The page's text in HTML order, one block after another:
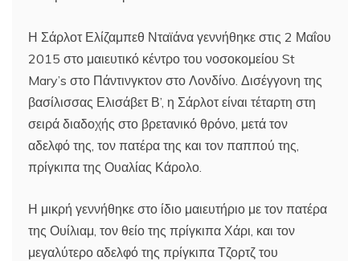
Η Σάρλοτ Ελίζαμπεθ Νταϊάνα γεννήθηκε στις 2 Μαΐου
2015 στο μαιευτικό κέντρο του νοσοκομείου St
Mary’s στο Πάντινγκτον στο Λονδίνο. Δισέγγονη της
βασίλισσας Ελισάβετ Β’, η Σάρλοτ είναι τέταρτη στη
σειρά διαδοχής στο βρετανικό θρόνο, μετά τον
αδελφό της, τον πατέρα της και τον παππού της,
πρίγκιπα της Ουαλίας Κάρολο.
Η μικρή γεννήθηκε στο ίδιο μαιευτήριο με τον πατέρα
της Ουίλιαμ, τον θείο της πρίγκιπα Χάρι, και τον
μεγαλύτερο αδελφό της πρίγκιπα Τζορτζ του